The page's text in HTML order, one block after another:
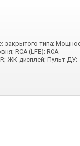
закрытого типа;
RCA (LFE); RCA
ЖК-дисплей; Пульт ДУ;